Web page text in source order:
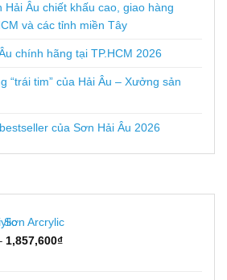
Âu chiết khấu cao, giao hàng
và các tỉnh miền Tây
chính hãng tại TP.HCM 2026
“trái tim” của Hải Âu – Xưởng sản
của Sơn Hải Âu 2026
Sơn Arcrylic
1,857,600₫Khoảng